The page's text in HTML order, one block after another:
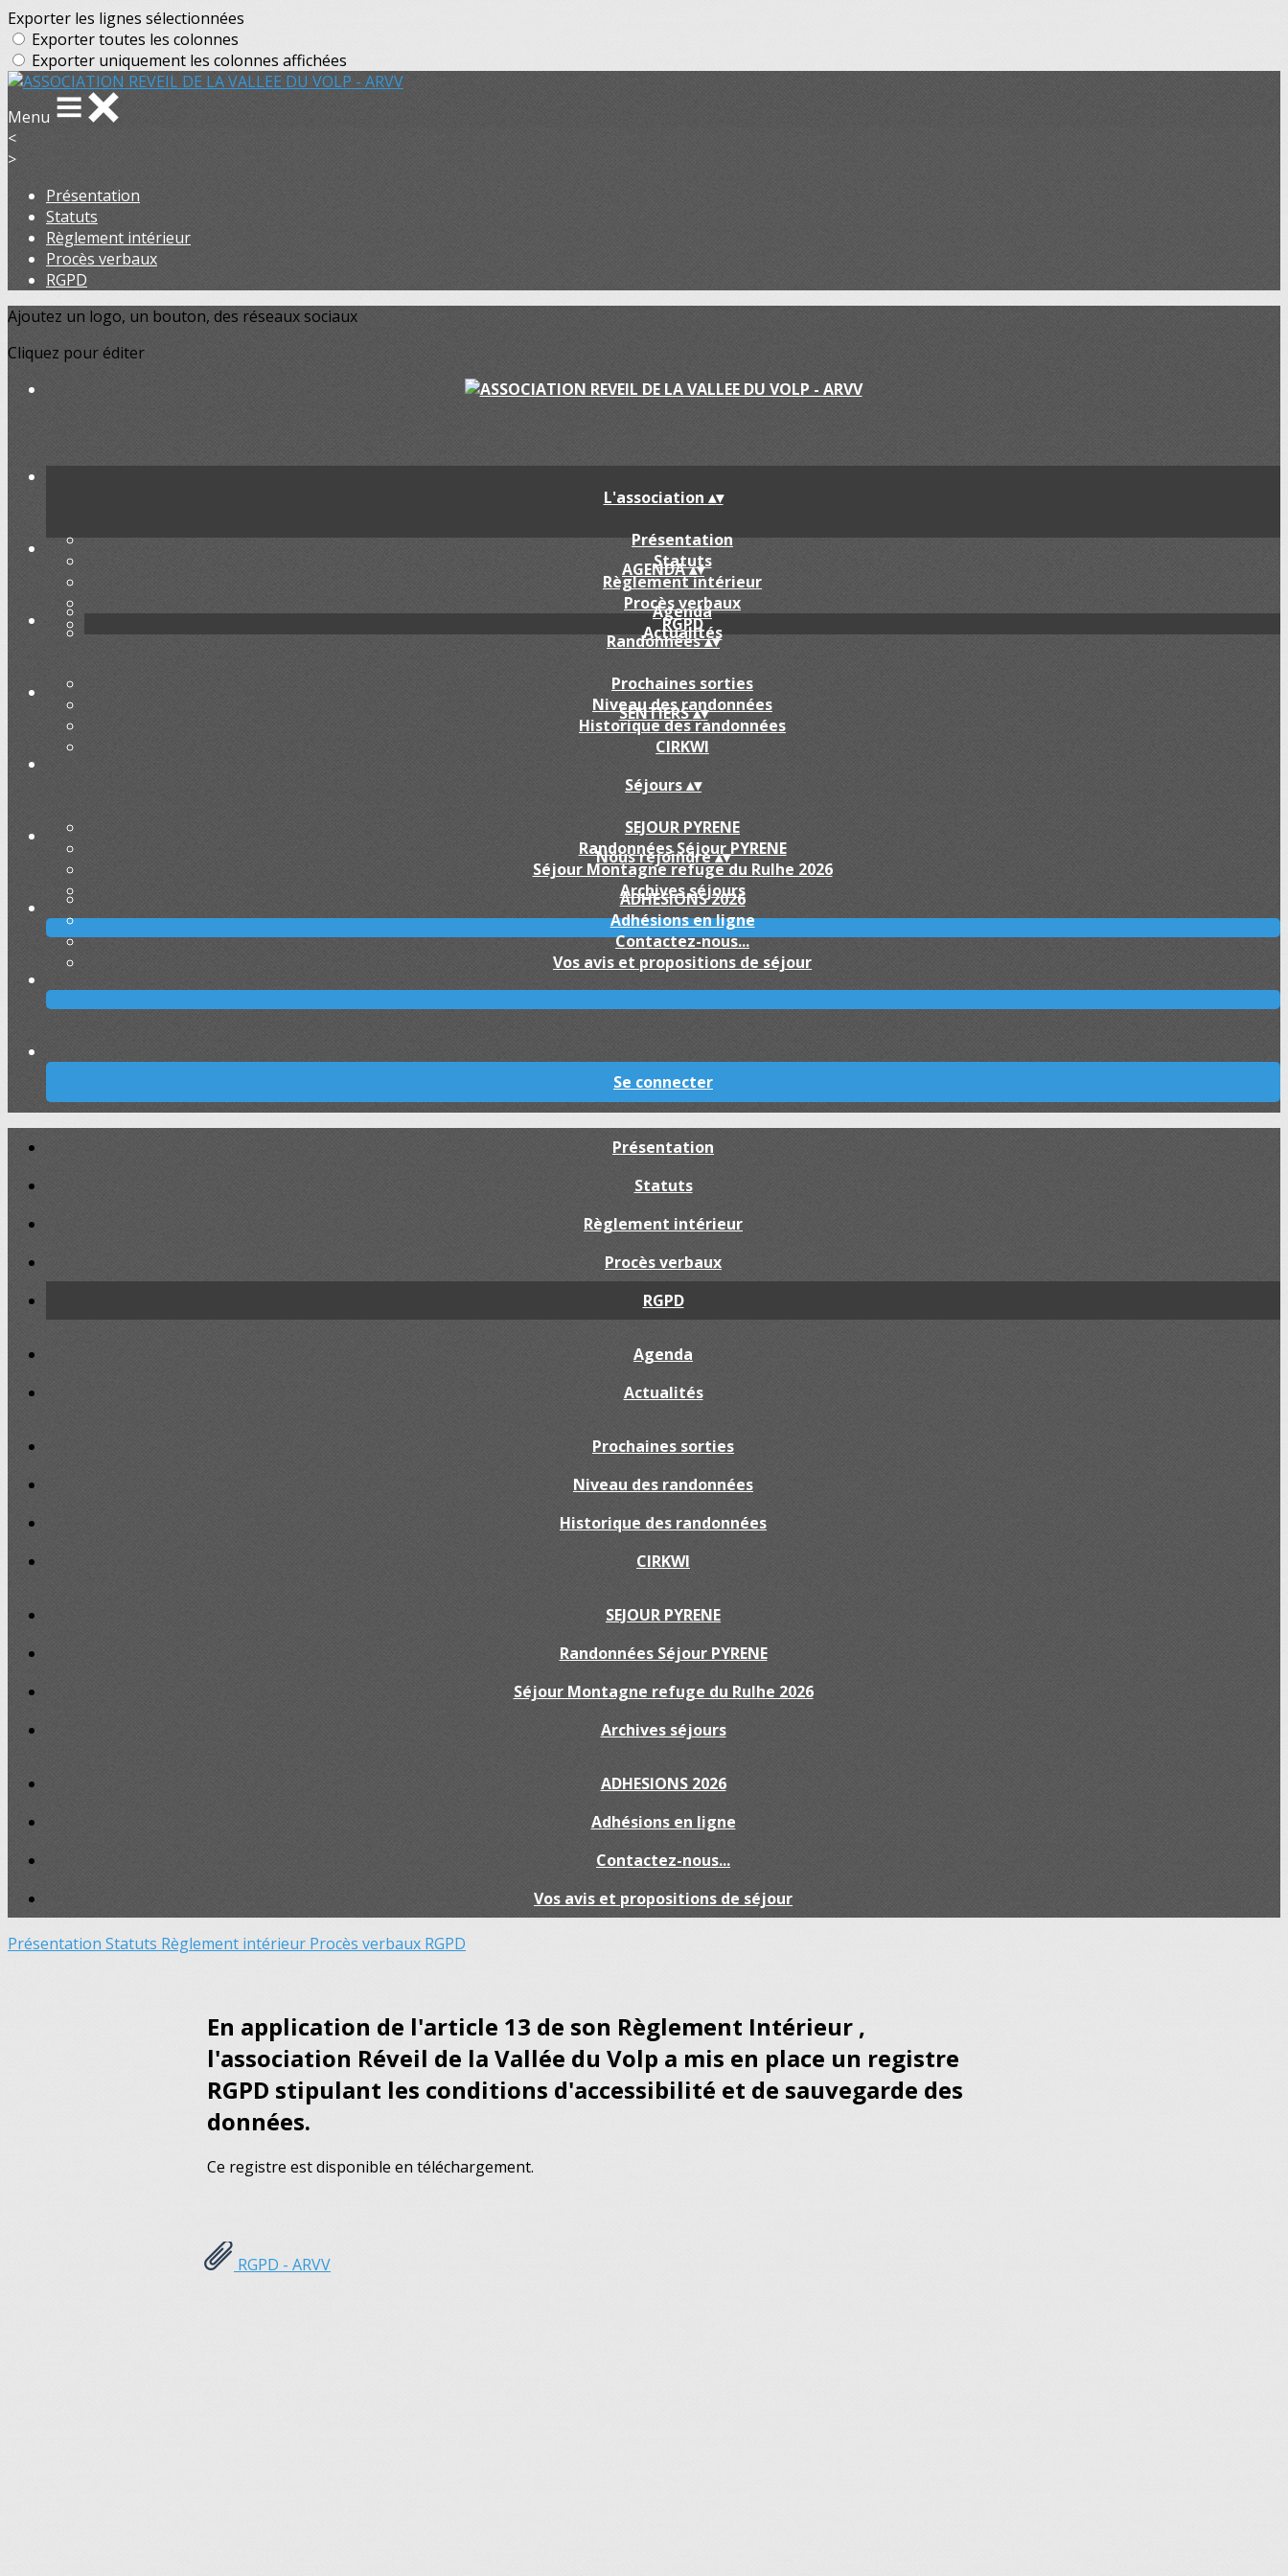
Exporter les lignes sélectionnées
Exporter toutes les colonnes
Exporter uniquement les colonnes affichées
Menu
<
>
Présentation
Statuts
Règlement intérieur
Procès verbaux
RGPD
Ajoutez un logo, un bouton, des réseaux sociaux
Cliquez pour éditer
L'association ▴▾
Présentation
Statuts
Règlement intérieur
Procès verbaux
RGPD
AGENDA▴▾
Agenda
Actualités
Randonnées▴▾
Prochaines sorties
Niveau des randonnées
Historique des randonnées
CIRKWI
SENTIERS▴▾
Séjours▴▾
SEJOUR PYRENE
Randonnées Séjour PYRENE
Séjour Montagne refuge du Rulhe 2026
Archives séjours
Nous rejoindre▴▾
ADHESIONS 2026
Adhésions en ligne
Contactez-nous...
Vos avis et propositions de séjour
Se connecter
Présentation
Statuts
Règlement intérieur
Procès verbaux
RGPD
Agenda
Actualités
Prochaines sorties
Niveau des randonnées
Historique des randonnées
CIRKWI
SEJOUR PYRENE
Randonnées Séjour PYRENE
Séjour Montagne refuge du Rulhe 2026
Archives séjours
ADHESIONS 2026
Adhésions en ligne
Contactez-nous...
Vos avis et propositions de séjour
Présentation Statuts Règlement intérieur Procès verbaux RGPD
En application de l'article 13 de son Règlement Intérieur ,
l'association Réveil de la Vallée du Volp a mis en place un registre
RGPD stipulant les conditions d'accessibilité et de sauvegarde des
données.
Ce registre est disponible en téléchargement.
RGPD - ARVV